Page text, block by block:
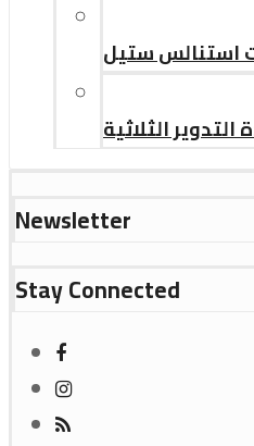
استنالس ستيل
الثلاثية
Newsletter
Stay Connected